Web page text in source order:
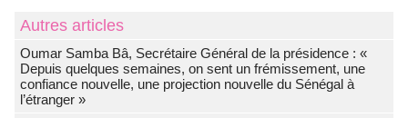
Autres articles
Oumar Samba Bâ, Secrétaire Général de la présidence : «
Depuis quelques semaines, on sent un frémissement, une
confiance nouvelle, une projection nouvelle du Sénégal à
l’étranger »